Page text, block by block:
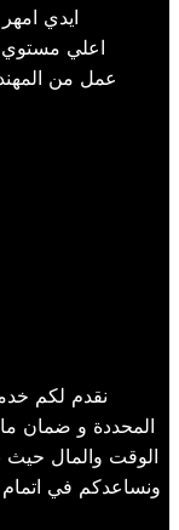
ايدي
اعلي مستوي
عمل من
نقدم لكم
المحددة و ضمان
الوقت والمال حيث
ونساعدكم في اتمام